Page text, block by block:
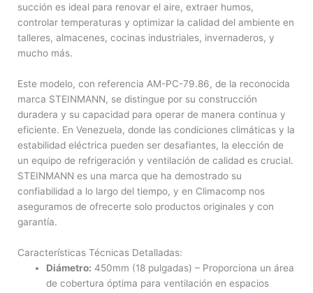
succión es ideal para renovar el aire, extraer humos,
controlar temperaturas y optimizar la calidad del ambiente en
talleres, almacenes, cocinas industriales, invernaderos, y
mucho más.
Este modelo, con referencia AM-PC-79.86, de la reconocida
marca STEINMANN, se distingue por su construcción
duradera y su capacidad para operar de manera continua y
eficiente. En Venezuela, donde las condiciones climáticas y la
estabilidad eléctrica pueden ser desafiantes, la elección de
un equipo de refrigeración y ventilación de calidad es crucial.
STEINMANN es una marca que ha demostrado su
confiabilidad a lo largo del tiempo, y en Climacomp nos
aseguramos de ofrecerte solo productos originales y con
garantía.
Características Técnicas Detalladas:
Diámetro: 450mm (18 pulgadas) – Proporciona un área
de cobertura óptima para ventilación en espacios